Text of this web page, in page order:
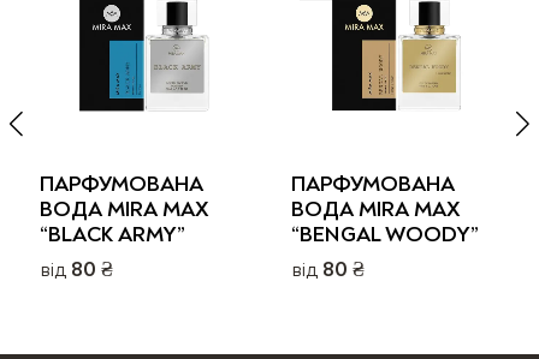
ПАРФУМОВАНА
ВОДА MIRA MAX
“BLACK ARMY”
від 80 ₴
ПАРФУМОВАНА
ВОДА MIRA MAX
“BENGAL WOODY”
від 80 ₴